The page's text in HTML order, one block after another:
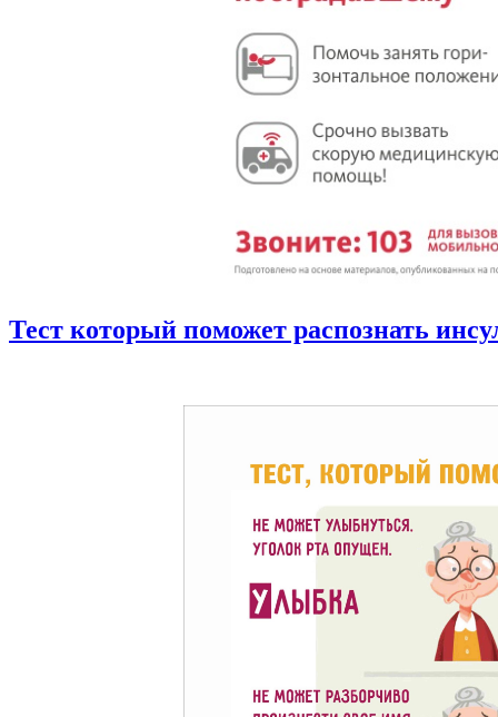
Тест который поможет распознать